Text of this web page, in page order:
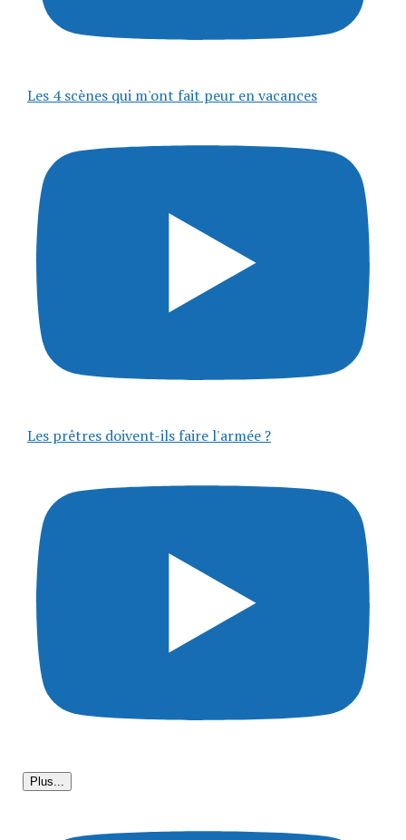
Les 4 scènes qui m'ont fait peur en vacances
Les prêtres doivent-ils faire l'armée ?
Plus...